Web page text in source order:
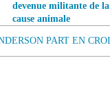
devenue militante de la
cause animale